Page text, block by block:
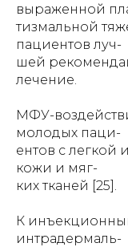
выраженной
тизмальной
пациентов луч-
шей
лечение.
МФУ-
молодых паци-
ентов с
кожи и мяг-
ких тканей [25].
К
интрадермаль-